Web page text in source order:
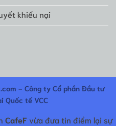
khiếu nại
- Công ty Cổ phần Đầu tư
Quốc tế VCC
CafeFvừa đưa tin điểm lại sự